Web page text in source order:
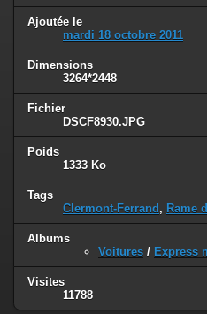
Ajoutée le
mardi 18 octobre 2011
Dimensions
3264*2448
Fichier
DSCF8930.JPG
Poids
1333 Ko
Tags
Clermont-Ferrand , Rame
Albums
Voitures / Express
Visites
11788